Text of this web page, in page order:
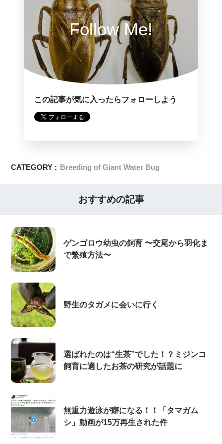
Follow Me!
この記事が気に入ったらフォローしよう
CATEGORY : Breeding of Giant Water Bug
おすすめの記事
ゲンゴロウ幼虫の飼育 〜交尾から羽化ま
で繁殖方法〜
野生のタガメに会いに行く
選ばれたのは“生茶”でした！？ミジンコ
飼育に適したお茶の研究が話題に
無重力遊泳が癖になる！！「タマガム
シ」動画が15万再生された件